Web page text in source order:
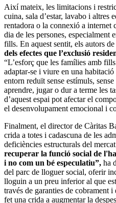
Així mateix, les limitacions i
cuina, sala d’estar, lavabo i altres
rentadora o la connexió a internet
dia de les persones, especialment
fills. En aquest sentit, els autors
dels efectes que l’exclusió
“L’esforç que les famílies amb
adaptar-se i viure en una
entorn reduït sense estímuls,
aprendre, jugar o dur a terme les
d’aquest espai pot afectar el
el desenvolupament emocional i
Finalment, el director de Càritas
crida a totes i cadascuna de les
deficiències estructurals del
recuperar la funció social de
i no com un bé especulatiu”, ha
del parc de lloguer social, oferir
lloguin a un preu inferior al que
través de garanties de cobrament
fet una crida a augmentar la